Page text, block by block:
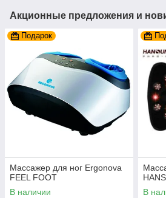
Акционные предложения и
Подарок
Массажер для ног Ergonova
FEEL FOOT
В наличии
В